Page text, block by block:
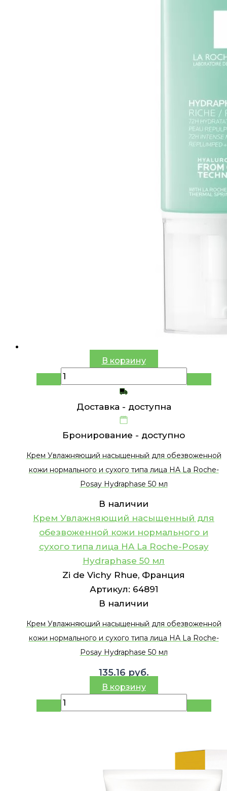
В корзину
Доставка - доступна
Бронирование - доступно
Крем Увлажняющий насыщенный для обезвоженной
кожи нормального и сухого типа лица HA La Roche-
Posay Hydraphase 50 мл
В наличии
Крем Увлажняющий насыщенный для
обезвоженной кожи нормального и
сухого типа лица HA La Roche-Posay
Hydraphase 50 мл
Zi de Vichy Rhue, Франция
Артикул: 64891
В наличии
Крем Увлажняющий насыщенный для обезвоженной
кожи нормального и сухого типа лица HA La Roche-
Posay Hydraphase 50 мл
135.16 руб.
В корзину